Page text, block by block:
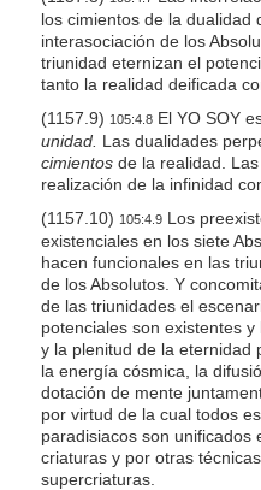
los cimientos de la dualidad
interasociación de los
triunidad eternizan el
tanto la realidad deificada
(1157.9) 105:4.8El YO SOY
unidad. Las dualidades
cimientosde la realidad.
realización de la infinidad
(1157.10) 105:4.9Los
existenciales en los siete
hacen funcionales en las
de los Absolutos. Y
de las triunidades el
potenciales son existentes
y la plenitud de la eternidad
la energía cósmica, la
dotación de mente
por virtud de la cual todos
paradisiacos son unificados
criaturas y por otras
supercriaturas.